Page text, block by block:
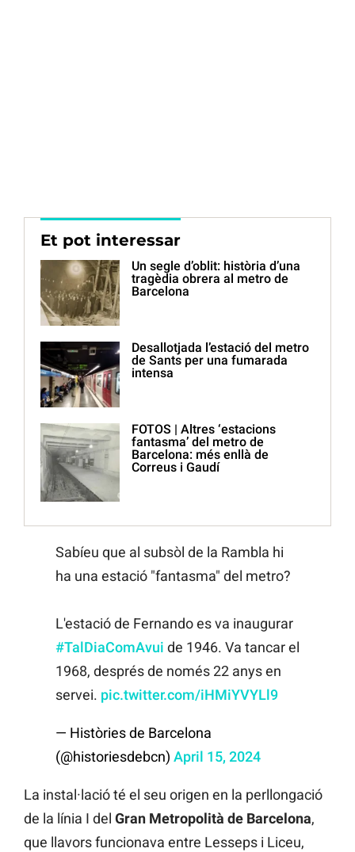
Et pot interessar
Un segle d’oblit: història d’una
tragèdia obrera al metro de
Barcelona
Desallotjada l’estació del metro
de Sants per una fumarada
intensa
FOTOS | Altres ‘estacions
fantasma’ del metro de
Barcelona: més enllà de
Correus i Gaudí
Sabíeu que al subsòl de la Rambla hi
ha una estació "fantasma" del metro?
L'estació de Fernando es va inaugurar
#TalDiaComAvui de 1946. Va tancar el
1968, després de només 22 anys en
servei. pic.twitter.com/iHMiYVYLl9
— Històries de Barcelona
(@historiesdebcn) April 15, 2024
La instal·lació té el seu origen en la perllongació
de la línia I del Gran Metropolità de Barcelona,
que llavors funcionava entre Lesseps i Liceu,